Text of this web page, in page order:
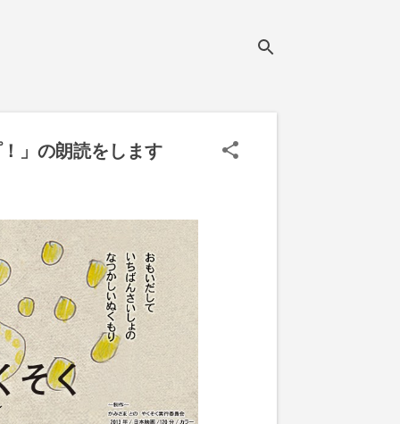
」の朗読をします